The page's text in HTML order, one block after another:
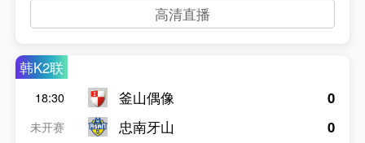
高清直播
韩K2联
18:30
未开赛
釜山偶像
忠南牙山
0
0